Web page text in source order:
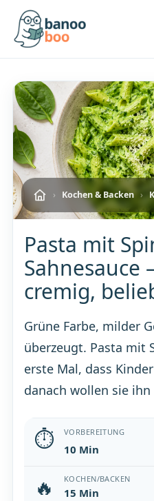
› Kochen & Backen ›
Pasta mit
Sahnesauce
cremig,
Grüne Farbe, milder
überzeugt. Pasta mit
erste Mal, dass
danach wollen sie
⏱ VORBEREITUNG
10 Min
🔥 KOCHEN/BACKEN
15 Min